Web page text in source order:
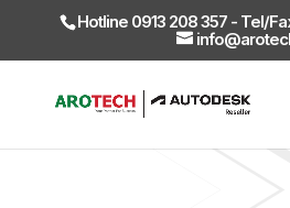
Hotline 0913 208 357 - Tel/